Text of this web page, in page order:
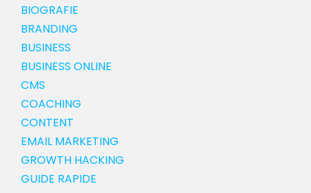
BIOGRAFIE
BRANDING
BUSINESS
BUSINESS ONLINE
CMS
COACHING
CONTENT
EMAIL MARKETING
GROWTH HACKING
GUIDE RAPIDE